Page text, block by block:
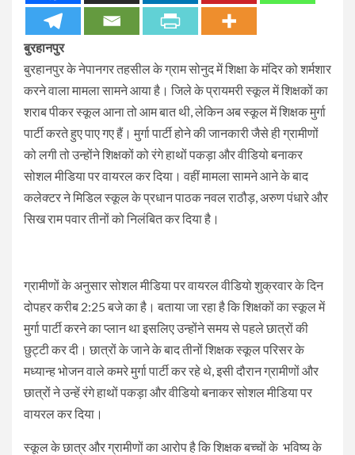
बुरहानपुर
बुरहानपुर के नेपानगर तहसील के ग्राम सोनुद में शिक्षा के मंदिर को शर्मशार
करने वाला मामला सामने आया है। जिले के प्रायमरी स्कूल में शिक्षकों का
शराब पीकर स्कूल आना तो आम बात थी, लेकिन अब स्कूल में शिक्षक मुर्गा
पार्टी करते हुए पाए गए हैं। मुर्गा पार्टी होने की जानकारी जैसे ही ग्रामीणों
को लगी तो उन्होंने शिक्षकों को रंगे हाथों पकड़ा और वीडियो बनाकर
सोशल मीडिया पर वायरल कर दिया। वहीं मामला सामने आने के बाद
कलेक्टर ने मिडिल स्कूल के प्रधान पाठक नवल राठौड़, अरुण पंधारे और
सिख राम पवार तीनों को निलंबित कर दिया है।
ग्रामीणों के अनुसार सोशल मीडिया पर वायरल वीडियो शुक्रवार के दिन
दोपहर करीब 2:25 बजे का है। बताया जा रहा है कि शिक्षकों का स्कूल में
मुर्गा पार्टी करने का प्लान था इसलिए उन्होंने समय से पहले छात्रों की
छुट्टी कर दी। छात्रों के जाने के बाद तीनों शिक्षक स्कूल परिसर के
मध्यान्ह भोजन वाले कमरे मुर्गा पार्टी कर रहे थे, इसी दौरान ग्रामीणों और
छात्रों ने उन्हें रंगे हाथों पकड़ा और वीडियो बनाकर सोशल मीडिया पर
वायरल कर दिया।
स्कूल के छात्र और ग्रामीणों का आरोप है कि शिक्षक बच्चों के भविष्य के